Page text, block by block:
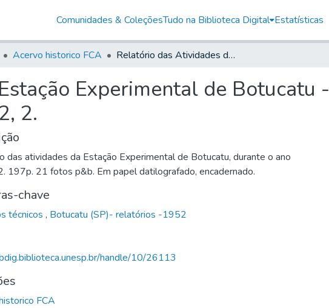
Comunidades & ColeçõesTudo na Biblioteca Digital Estatísticas
Acervo historico FCA Relatório das Atividades da Estação Experimental de Botucatu - Relativo ao Exercício de 1952, 2.
Experimental de Botucatu -
2.
das atividades da Estação Experimental de Botucatu, durante o ano
197p. 21 fotos p&b. Em papel datilografado, encadernado.
chave
técnicos , Botucatu (SP)- relatórios -1952
handle/10/26113
FCA